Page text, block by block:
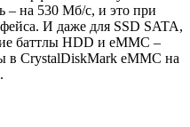
– на 530 Мб/с, и это при
И даже для SSD SATA,
баттлы HDD и eMMC –
в CrystalDiskMark eMMC на